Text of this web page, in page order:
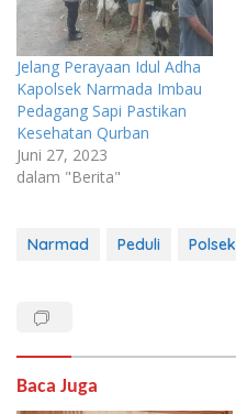
Jelang Perayaan Idul Adha
Kapolsek Narmada Imbau
Pedagang Sapi Pastikan
Kesehatan Qurban
Juni 27, 2023
dalam "Berita"
Narmad Peduli Polsek
Baca Juga